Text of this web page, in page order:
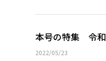
本号の特集 令和
2022/05/23